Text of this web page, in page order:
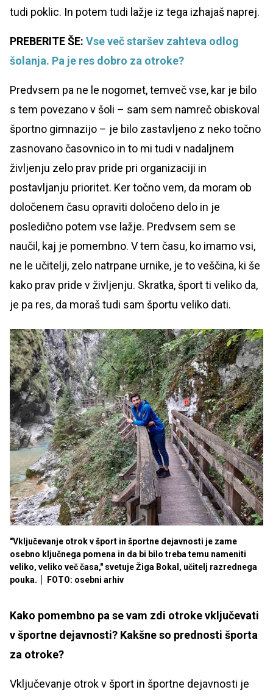
tudi poklic. In potem tudi lažje iz tega izhajaš naprej.
PREBERITE ŠE: Vse več staršev zahteva odlog
šolanja. Pa je res dobro za otroke?
Predvsem pa ne le nogomet, temveč vse, kar je bilo
s tem povezano v šoli – sam sem namreč obiskoval
športno gimnazijo – je bilo zastavljeno z neko točno
zasnovano časovnico in to mi tudi v nadaljnem
življenju zelo prav pride pri organizaciji in
postavljanju prioritet. Ker točno vem, da moram ob
določenem času opraviti določeno delo in je
posledično potem vse lažje. Predvsem sem se
naučil, kaj je pomembno. V tem času, ko imamo vsi,
ne le učitelji, zelo natrpane urnike, je to veščina, ki še
kako prav pride v življenju. Skratka, šport ti veliko da,
je pa res, da moraš tudi sam športu veliko dati.
"Vključevanje otrok v šport in športne dejavnosti je zame
osebno ključnega pomena in da bi bilo treba temu nameniti
veliko, veliko več časa," svetuje Žiga Bokal, učitelj razrednega
pouka.
FOTO: osebni arhiv
Kako pomembno pa se vam zdi otroke vključevati
v športne dejavnosti? Kakšne so prednosti športa
za otroke?
Vključevanje otrok v šport in športne dejavnosti je